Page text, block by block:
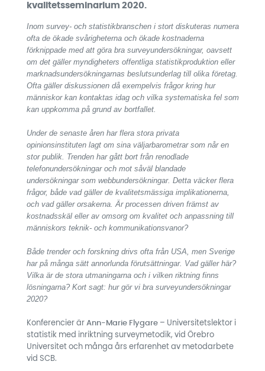
kvalitetsseminarium 2020.
Inom survey- och statistikbranschen i stort diskuteras numera
ofta de ökade svårigheterna och ökade kostnaderna
förknippade med att göra bra surveyundersökningar, oavsett
om det gäller myndigheters offentliga statistikproduktion eller
marknadsundersökningarnas beslutsunderlag till olika företag.
Ofta gäller diskussionen då exempelvis frågor kring hur
människor kan kontaktas idag och vilka systematiska fel som
kan uppkomma på grund av bortfallet.
Under de senaste åren har flera stora privata
opinionsinstituten lagt om sina väljarbarometrar som når en
stor publik. Trenden har gått bort från renodlade
telefonundersökningar och mot såväl blandade
undersökningar som webbundersökningar. Detta väcker flera
frågor, både vad gäller de kvalitetsmässiga implikationerna,
och vad gäller orsakerna. Är processen driven främst av
kostnadsskäl eller av omsorg om kvalitet och anpassning till
människors teknik- och kommunikationsvanor?
Både trender och forskning drivs ofta från USA, men Sverige
har på många sätt annorlunda förutsättningar. Vad gäller här?
Vilka är de stora utmaningarna och i vilken riktning finns
lösningarna? Kort sagt: hur gör vi bra surveyundersökningar
2020?
Konferencier är Ann-Marie Flygare– Universitetslektor i
statistik med inriktning surveymetodik, vid Örebro
Universitet och många års erfarenhet av metodarbete
vid SCB.